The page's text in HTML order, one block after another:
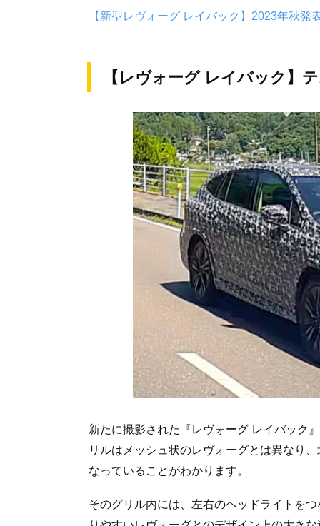
【新型レヴォーグ レイバック】2023年秋発
【レヴォーグ レイバック】
新たに撮影された『レヴォーグ レイバック
リルはメッシュ状のレヴォーグとは異なり
なっていることがわかります。
そのグリル内には、左右のヘッドライトを